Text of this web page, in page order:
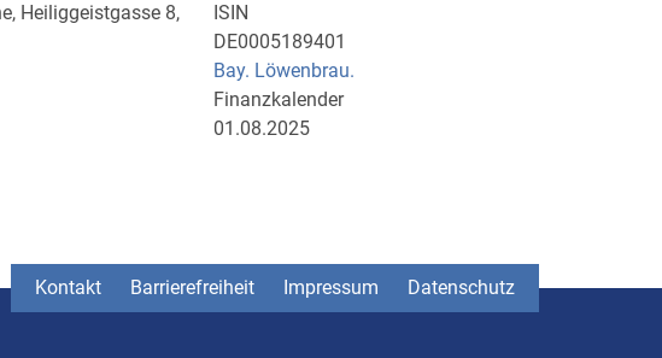
Heiliggeistgasse 8,
ISIN
DE0005189401
Bay. Löwenbrau.
Finanzkalender
01.08.2025
Kontakt Barrierefreiheit Impressum Datenschutz